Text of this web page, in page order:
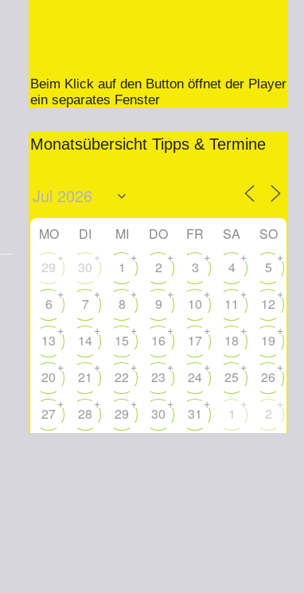
Beim Klick auf den Button öffnet der Player
ein separates Fenster
Monatsübersicht Tipps & Termine
MO DI MI DO FR SA
SO
29
+
30
+
1
+
2
+
3
+
4
+
5
+
6
+
7
+
8
+
9
+
10
+
11
+
12
+
13
+
14
+
15
+
16
+
17
+
18
+
19
+
20
+
21
+
22
+
23
+
24
+
25
+
26
+
27
+
28
+
29
+
30
+
31
+
1
+
2
+